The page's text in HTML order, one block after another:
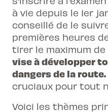
à vie depuis le 1er
conseillé de le
premières heures
tirer le maximum de
vise à développer
dangers de la route.
cruciaux pour tout
Voici les thèmes